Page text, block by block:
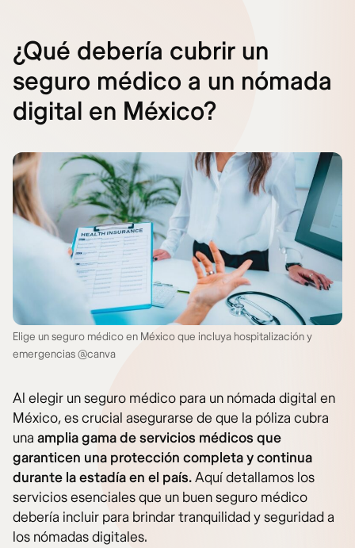
¿Qué debería cubrir un
seguro médico a un nómada
digital en México?
Elige un seguro médico en México que incluya hospitalización y
emergencias @canva
Al elegir un seguro médico para un nómada digital en
México, es crucial asegurarse de que la póliza cubra
una amplia gama de servicios médicos que
garanticen una protección completa y continua
durante la estadía en el país.Aquí detallamos los
servicios esenciales que un buen seguro médico
debería incluir para brindar tranquilidad y seguridad a
los nómadas digitales.